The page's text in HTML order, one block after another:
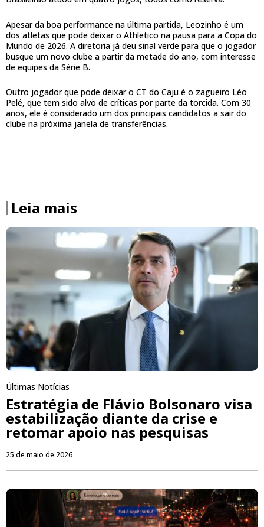
Apesar da boa performance na última partida, Leozinho é um
dos atletas que pode deixar o Athletico na pausa para a Copa do
Mundo de 2026. A diretoria já deu sinal verde para que o jogador
busque um novo clube a partir da metade do ano, com interesse
de equipes da Série B.
Outro jogador que pode deixar o CT do Caju é o zagueiro Léo
Pelé, que tem sido alvo de críticas por parte da torcida. Com 30
anos, ele é considerado um dos principais candidatos a sair do
clube na próxima janela de transferências.
Leia mais
Últimas Notícias
Estratégia de Flávio Bolsonaro visa
estabilização diante da crise e
retomar apoio nas pesquisas
25 de maio de 2026